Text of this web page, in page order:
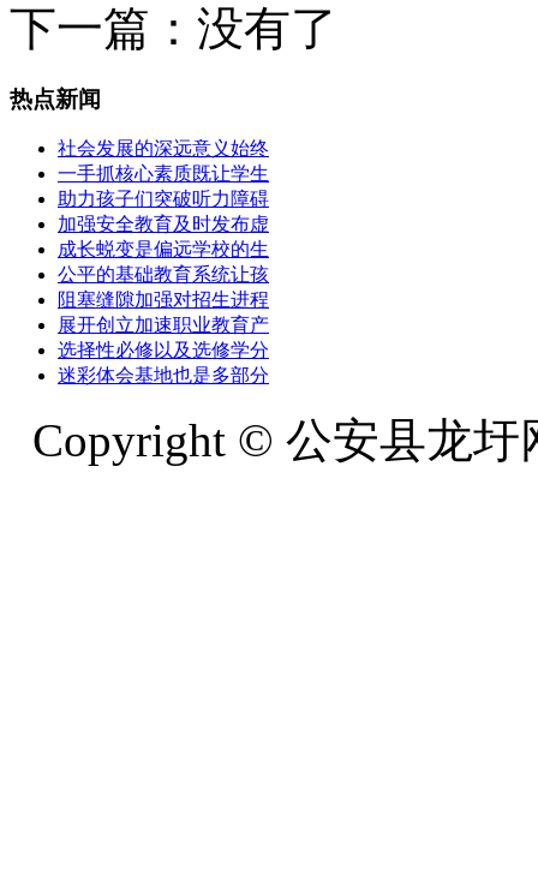
下一篇：没有了
热点新闻
社会发展的深远意义始终
一手抓核心素质既让学生
助力孩子们突破听力障碍
加强安全教育及时发布虚
成长蜕变是偏远学校的生
公平的基础教育系统让孩
阻塞缝隙加强对招生进程
展开创立加速职业教育产
选择性必修以及选修学分
迷彩体会基地也是多部分
Copyright © 公安县龙圩